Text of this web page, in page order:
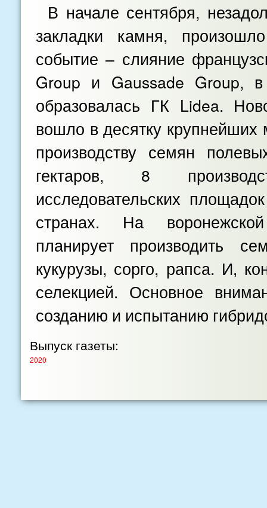
В начале сентября,
закладки камня,
событие – слияние
Group и Gaussade Group, в
образовалась ГК Lidea.
вошло в десятку
производству семян
гектаров, 8
исследовательских
странах. На
планирует производить
кукурузы, сорго, рапса. И,
селекцией. Основное
созданию и испытанию
Выпуск газеты:
2020